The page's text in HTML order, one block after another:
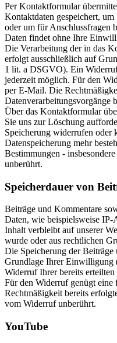
Per Kontaktformular
Kontaktdaten gespeichert,
oder um für Anschlussfragen
Daten findet ohne Ihre
Die Verarbeitung der in das
erfolgt ausschließlich auf
1 lit. a DSGVO). Ein
jederzeit möglich. Für den
per E-Mail. Die
Datenverarbeitungsvorgänge
Über das Kontaktformular
Sie uns zur Löschung
Speicherung widerrufen oder
Datenspeicherung mehr
Bestimmungen -
unberührt.
Speicherdauer von
Beiträge und Kommentare
Daten, wie beispielsweise IP-
Inhalt verbleibt auf unserer
wurde oder aus rechtlichen
Die Speicherung der
Grundlage Ihrer
Widerruf Ihrer bereits
Für den Widerruf genügt
Rechtmäßigkeit bereits
vom Widerruf unberührt.
YouTube